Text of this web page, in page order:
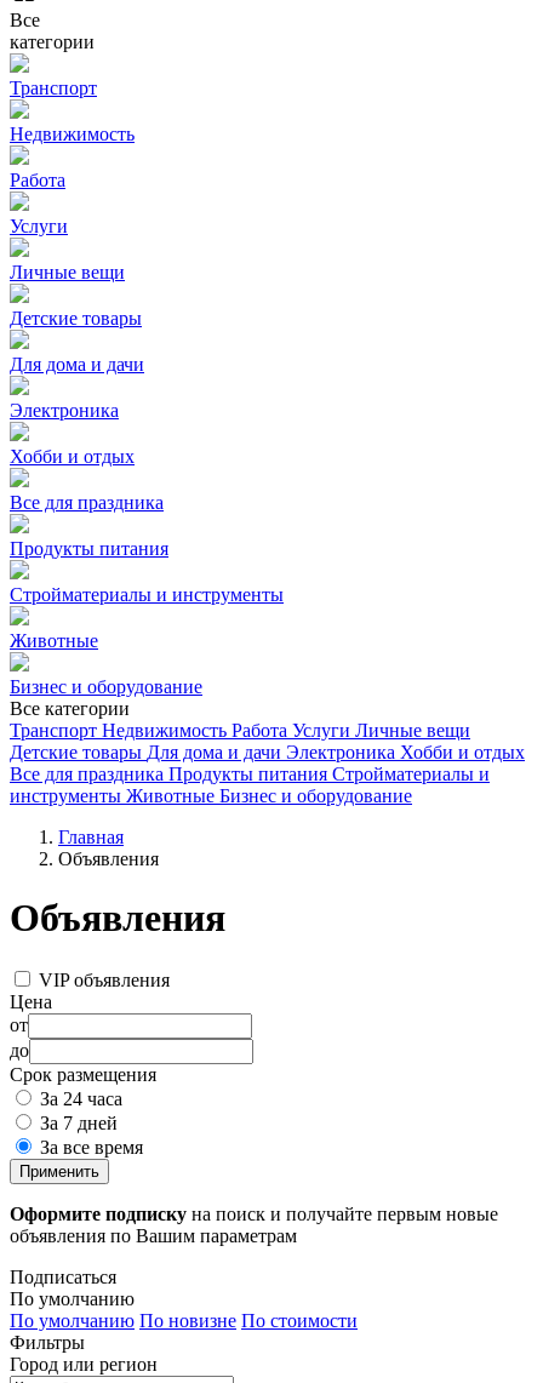
Все
категории
Транспорт
Недвижимость
Работа
Услуги
Личные вещи
Детские товары
Для дома и дачи
Электроника
Хобби и отдых
Все для праздника
Продукты питания
Стройматериалы и инструменты
Животные
Бизнес и оборудование
Все категории
Транспорт Недвижимость Работа Услуги Личные вещи
Детские товары Для дома и дачи Электроника Хобби и отдых
Все для праздника Продукты питания Стройматериалы и
инструменты Животные Бизнес и оборудование
Главная
Объявления
Объявления
VIP объявления
Цена
от
до
Срок размещения
За 24 часа
За 7 дней
За все время
Применить
Оформите подписку на поиск и получайте первым новые
объявления по Вашим параметрам
Подписаться
По умолчанию
По умолчанию По новизне По стоимости
Фильтры
Город или регион